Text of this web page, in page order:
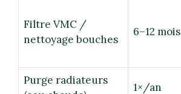
Filtre VMC /
nettoyage bouches
6–12 mois
Purge radiateurs
1×/an